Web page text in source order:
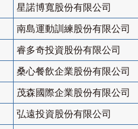
星諾博寬股份有限公司
南島運動訓練股份有限公司
睿多奇投資股份有限公司
桑心餐飲企業股份有限公司
茂森國際企業股份有限公司
弘遠投資股份有限公司